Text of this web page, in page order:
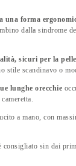
una forma
dalla sindrome
sicuri per la
stile scandinavo o
lunghe orecchie
a mano, con
consigliato sin dai